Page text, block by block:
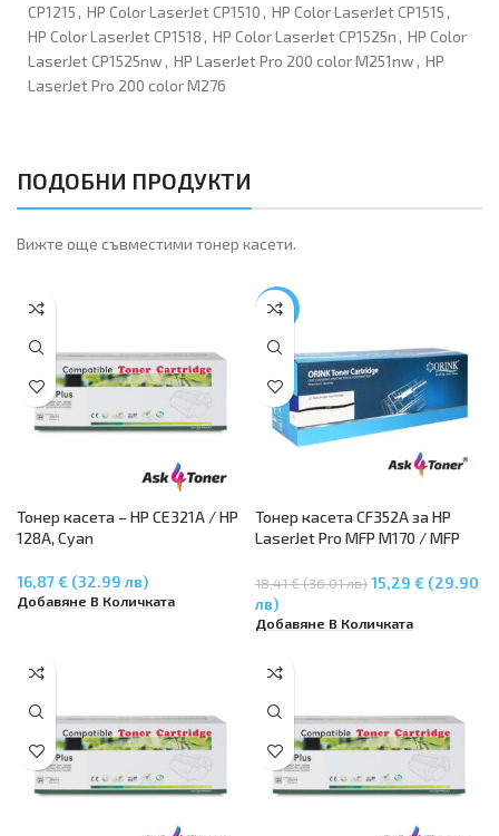
CP1215 , HP Color LaserJet CP1510 , HP Color LaserJet CP1515 ,
HP Color LaserJet CP1518 , HP Color LaserJet CP1525n , HP Color
LaserJet CP1525nw , HP LaserJet Pro 200 color M251nw , HP
LaserJet Pro 200 color M276
ПОДОБНИ ПРОДУКТИ
Вижте още съвместими тонер касети.
Тонер касета – HP CE321A / HP
128A, Cyan
16,87 € (32.99 лв)
Добавяне В Количката
-17%
Тонер касета CF352A за HP
LaserJet Pro MFP M170 / MFP
18,41 € (36.01 лв)15,29 € (29.90
лв)
Добавяне В Количката